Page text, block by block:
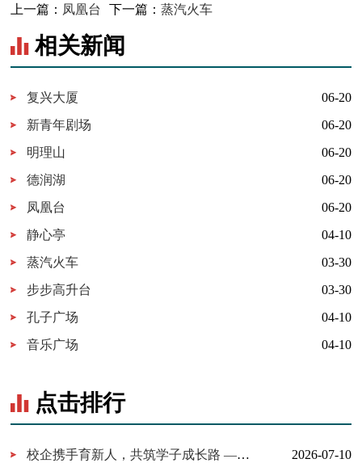
上一篇： 凤凰台 下一篇：蒸汽火车
相关新闻
复兴大厦
06-20
新青年剧场
06-20
明理山
06-20
德润湖
06-20
凤凰台
06-20
静心亭
04-10
蒸汽火车
03-30
步步高升台
03-30
孔子广场
04-10
音乐广场
04-10
点击排行
校企携手育新人，共筑学子成长路 ——百胜中国山东分公司来校交...
2026-07-10